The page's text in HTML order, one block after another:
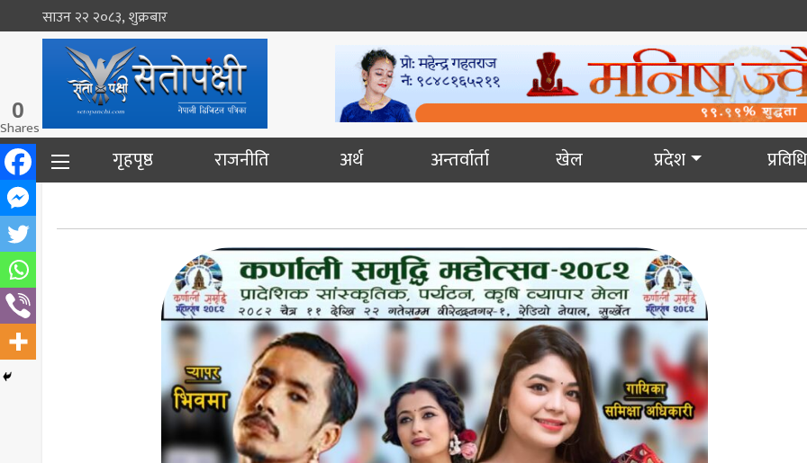
साउन २२ २०८३, शुक्रबार
गृहपृष्ठ राजनीति अर्थ अन्तर्वार्ता खेल प्रदेश प्रविधि
0
Shares